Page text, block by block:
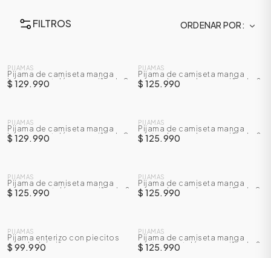
FILTROS ORDENAR POR
PIJAMAS
Pijama de camiseta manga
larga + pantalón para niño de 2
a 7 años
$ 129.990
PIJAMAS
Pijama de camiseta manga
corta + bermuda para niño de 8
a 14 años
$ 125.990
PIJAMAS
Pijama de camiseta manga
larga + pantalón para niño de 2
a 7 años
$ 129.990
PIJAMAS
Pijama de camiseta manga
corta + bermuda para niño de 8
a 14 años
$ 125.990
PIJAMAS
Pijama de camiseta manga
corta + pantalón para niño de 8
a 14 años
$ 125.990
PIJAMAS
Pijama de camiseta manga
corta + bermuda para niño de 2
a 7 años
$ 125.990
PIJAMAS
Pijama enterizo con piecitos
para bebé niño
$ 99.990
PIJAMAS
Pijama de camiseta manga
corta + pantalón para niño de 8
a 14 años
$ 125.990